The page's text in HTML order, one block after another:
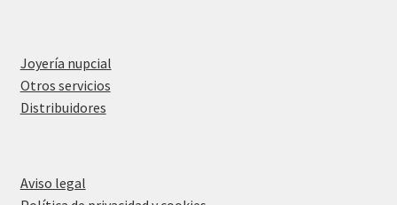
Joyería nupcial
Otros servicios
Distribuidores
Aviso legal